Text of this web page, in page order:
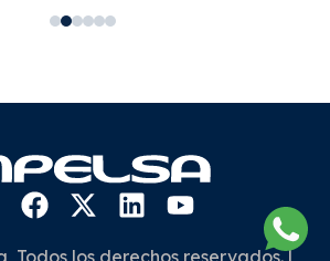
Todos los derechos reservados. |